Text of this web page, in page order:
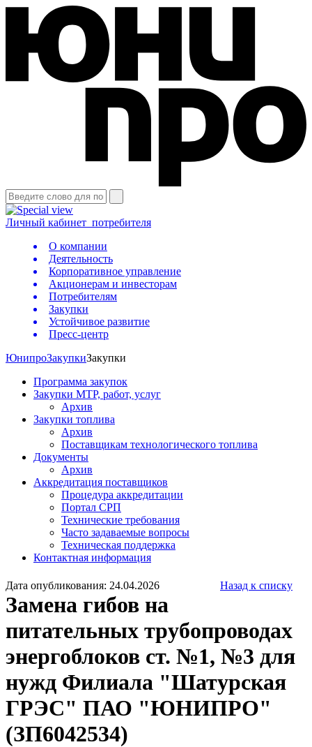
Личный кабинет потребителя
О компании
Деятельность
Корпоративное управление
Акционерам и инвесторам
Потребителям
Закупки
Устойчивое развитие
Пресс-центр
ЮнипроЗакупкиЗакупки
Программа закупок
Закупки МТР, работ, услуг
Архив
Закупки топлива
Архив
Поставщикам технологического топлива
Документы
Архив
Аккредитация поставщиков
Процедура аккредитации
Портал СРП
Технические требования
Часто задаваемые вопросы
Техническая поддержка
Контактная информация
Дата опубликования: 24.04.2026 Назад к списку
Замена гибов на
питательных трубопроводах
энергоблоков ст. №1, №3 для
нужд Филиала "Шатурская
ГРЭС" ПАО "ЮНИПРО"
(ЗП6042534)